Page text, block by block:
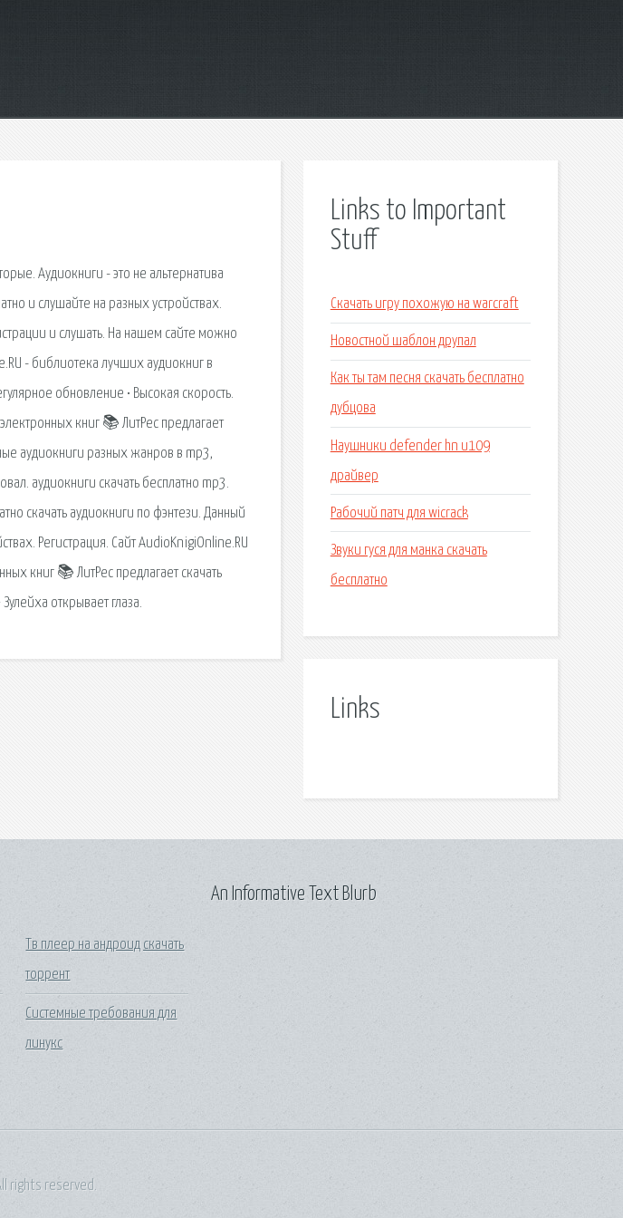
Аудиокниги - это не альтернатива
и слушайте на разных устройствах.
и слушать. На нашем сайте можно
- библиотека лучших аудиокниг в
обновление • Высокая скорость.
книг 📚 ЛитРес предлагает
аудиокниги разных жанров в mp3,
аудиокниги скачать бесплатно mp3.
скачать аудиокниги по фэнтези. Данный
Регистрация. Сайт AudioKnigiOnline.RU
книг 📚 ЛитРес предлагает скачать
открывает глаза.
Links to Important
Stuff
Скачать игру похожую на warcraft
Новостной шаблон друпал
Как ты там песня скачать бесплатно
дубцова
Наушники defender hn u109
драйвер
Рабочий патч для wicrack
Звуки гуся для манка скачать
бесплатно
Links
Тв плеер на андроид скачать
торрент
Системные требования для
линукс
An Informative Text Blurb
rights reserved.